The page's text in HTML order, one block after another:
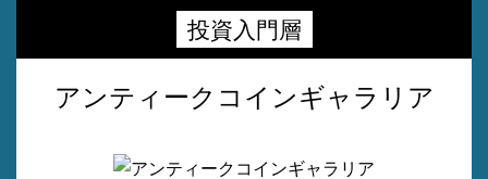
投資入門層
アンティークコインギャラリア